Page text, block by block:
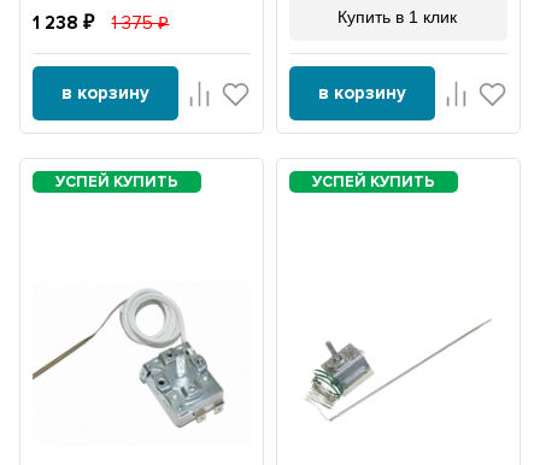
1 238 1 375
в корзину
Купить в 1 клик
в корзину